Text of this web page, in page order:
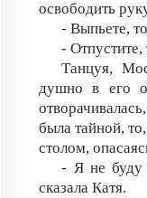
освободить
- Выпьете,
-
Танцуя,
душно в его
была тайной,
столом,
- Я не буду
сказала Катя.